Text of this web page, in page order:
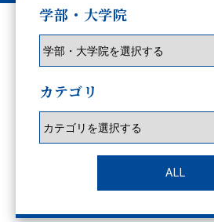
学部・大学院
カテゴリ
ALL